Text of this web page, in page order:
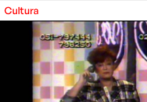
Cultura